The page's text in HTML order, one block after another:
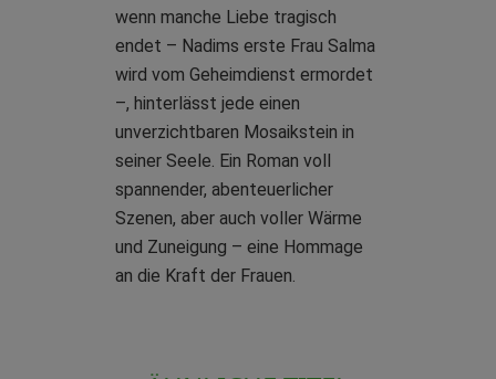
wenn manche Liebe tragisch
endet – Nadims erste Frau Salma
wird vom Geheimdienst ermordet
–, hinterlässt jede einen
unverzichtbaren Mosaikstein in
seiner Seele. Ein Roman voll
spannender, abenteuerlicher
Szenen, aber auch voller Wärme
und Zuneigung – eine Hommage
an die Kraft der Frauen.